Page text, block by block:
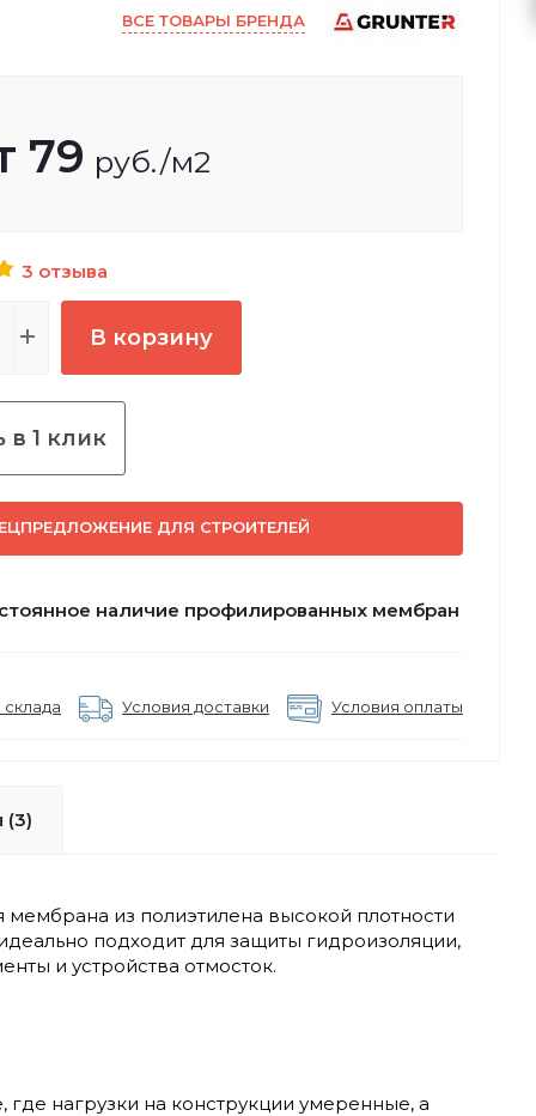
ВСЕ ТОВАРЫ БРЕНДА
79 руб./м2
3 отзыва
В корзину
в 1 клик
ДЛЯ СТРОИТЕЛЕЙ
наличие профилированных мембран
Условия доставки Условия оплаты
(3)
из полиэтилена высокой плотности
подходит для защиты гидроизоляции,
и устройства отмосток.
нагрузки на конструкции умеренные, а